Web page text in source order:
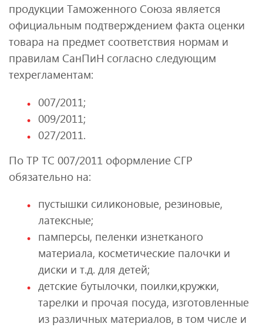
продукции Таможенного Союза является
официальным подтверждением факта оценки
товара на предмет соответствия нормам и
правилам СанПиН согласно следующим
техрегламентам:
007/2011;
009/2011;
027/2011.
По ТР ТС 007/2011 оформление СГР
обязательно на:
пустышки силиконовые, резиновые,
латексные;
памперсы, пеленки изнетканого
материала, косметические палочки и
диски и т.д. для детей;
детские бутылочки, поилки,кружки,
тарелки и прочая посуда, изготовленные
из различных материалов, в том числе и